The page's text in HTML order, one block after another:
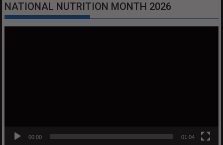
NATIONAL NUTRITION MONTH 2026
00:00 01:04